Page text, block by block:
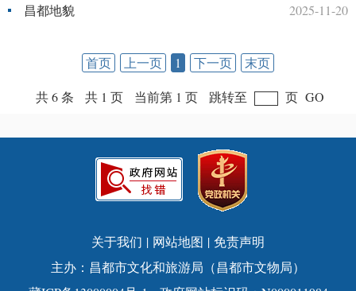
2025-11-20
昌都地貌
首页 上一页 1 下一页 末页
共 6 条 共 1 页 当前第 1 页 跳转至 页 GO
关于我们 | 网站地图 | 免责声明
主办：昌都市文化和旅游局（昌都市文物局）